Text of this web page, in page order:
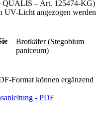
– Art. 125474-KG)
UV-Licht angezogen werden
Brotkäfer (Stegobium
paniceum)
Format können ergänzend
- PDF